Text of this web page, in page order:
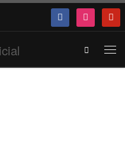
Search